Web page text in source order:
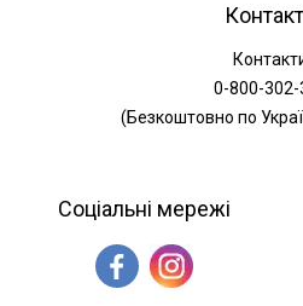
0-800-302-
(Безкоштовно по
Соціальні мережі